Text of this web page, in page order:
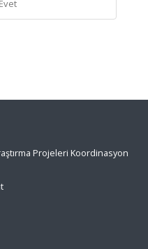
Evet
Projeleri Koordinasyon